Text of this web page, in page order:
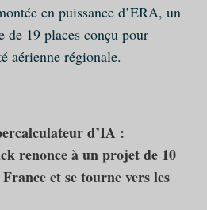
en puissance d’ERA, un
de 19 places conçu pour
aérienne régionale.
d’IA :
renonce à un projet de 10
et se tourne vers les